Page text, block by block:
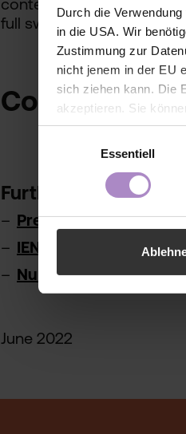
Durch die
in die USA. Wir
Zustimmung zur
nicht jenem in der EU
sich ziehen kann. Die
akzeptieren. Sie
der Webseite -
Einwilligung bis zum
Essentiell
full swing.
Contact
Further links
Pre-registration for
IENEProject
Nursing Robots
June 2022